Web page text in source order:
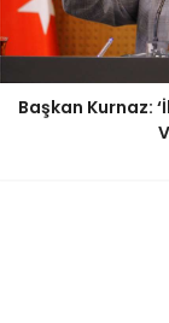
Başkan Kurnaz: